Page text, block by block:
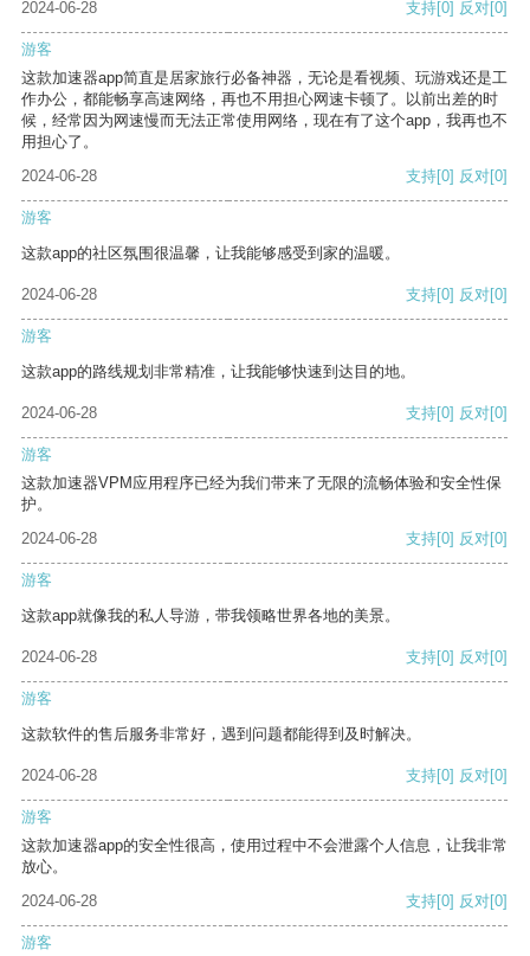
2024-06-28 支持[0] 反对[0]
游客
这款加速器app简直是居家旅行必备神器，无论是看视频、玩游戏还是工
作办公，都能畅享高速网络，再也不用担心网速卡顿了。以前出差的时
候，经常因为网速慢而无法正常使用网络，现在有了这个app，我再也不
用担心了。
2024-06-28
支持[0] 反对[0]
游客
这款app的社区氛围很温馨，让我能够感受到家的温暖。
2024-06-28 支持[0] 反对[0]
游客
这款app的路线规划非常精准，让我能够快速到达目的地。
2024-06-28 支持[0] 反对[0]
游客
这款加速器VPM应用程序已经为我们带来了无限的流畅体验和安全性保
护。
2024-06-28
支持[0] 反对[0]
游客
这款app就像我的私人导游，带我领略世界各地的美景。
2024-06-28 支持[0] 反对[0]
游客
这款软件的售后服务非常好，遇到问题都能得到及时解决。
2024-06-28 支持[0] 反对[0]
游客
这款加速器app的安全性很高，使用过程中不会泄露个人信息，让我非常
放心。
2024-06-28
支持[0] 反对[0]
游客